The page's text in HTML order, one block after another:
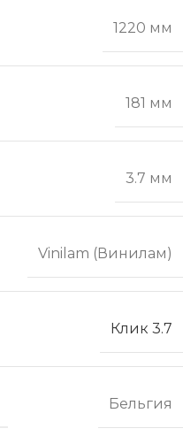
1220 мм
181 мм
3.7 мм
Vinilam (Винилам)
Клик 3.7
Бельгия